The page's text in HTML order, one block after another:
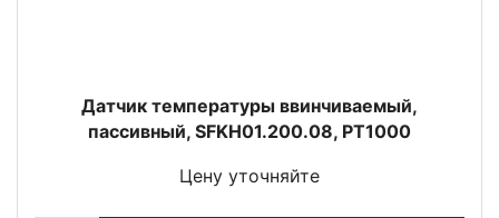
Датчик температуры ввинчиваемый,
пассивный, SFKH01.200.08, PT1000
Цену уточняйте